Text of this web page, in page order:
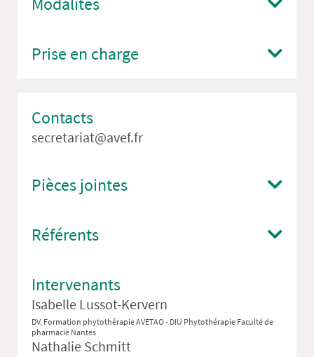
Prise en charge
Contacts
secretariat@avef.fr
Pièces jointes
Référents
Intervenants
Isabelle Lussot-Kervern
DV, Formation phytothérapie AVETAO - DIU Phytothérapie Faculté de
pharmacie Nantes
Nathalie Schmitt